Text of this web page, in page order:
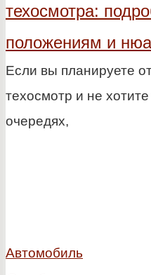
техосмотра:
положениям и
Если вы планируете
техосмотр и не
очередях,
Автомобиль